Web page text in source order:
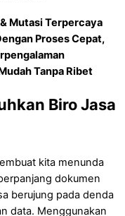
& Mutasi Terpercaya
Proses Cepat,
Tanpa Ribet
Biro Jasa
kita menunda
dokumen
berujung pada denda
data. Menggunakan